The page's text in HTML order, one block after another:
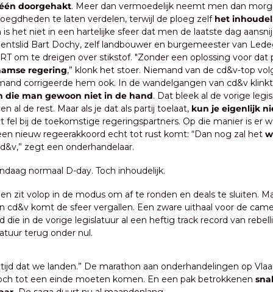
doorgehakt. Meer dan vermoedelijk neemt men dan
te laten verdelen, terwijl de ploeg zelf het
het niet in een hartelijke sfeer dat men de laatste dag
Bart Dochy, zelf landbouwer en burgemeester van
om te dreigen over stikstof. "Zonder een oplossing voor
regering,” klonk het stoer. Niemand van de cd&v-top
corrigeerde hem ook. In de wandelgangen van cd&v
die man gewoon niet in de hand. Dat bleek al de vorige
al de rest. Maar als je dat als partij toelaat, kun je eigenlijk
fel bij de toekomstige regeringspartners. Op die manier is er
nieuw regeerakkoord echt tot rust komt: “Dan nog zal het
zegt een onderhandelaar.
normaal D-day. Toch inhoudelijk.
zit volop in de modus om af te ronden en deals te sluiten.
cd&v komt de sfeer vergallen. Een zware uithaal voor de
die in de vorige legislatuur al een heftig track record van
terug onder nul.
dat we landen.” De marathon aan onderhandelingen op
tot een einde moeten komen. En een pak betrokkenen